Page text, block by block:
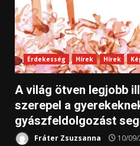
Érdekesség Hírek Hírek
A világ ötven legjobb
szerepel a
gyászfeldolgozást
Fráter Zsuzsanna 10/